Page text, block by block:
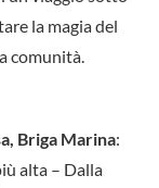
la magia del
comunità.
Briga Marina:
alta – Dalla